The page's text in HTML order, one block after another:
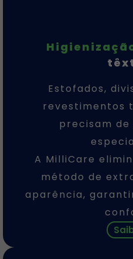
Estofados,
revestimentos
precisam de
A MilliCare
método de
aparência,